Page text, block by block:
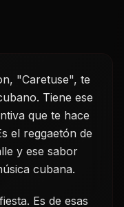
"Caretuse", te
Tiene ese
que te hace
el reggaetón de
y ese sabor
cubana.
Es de esas